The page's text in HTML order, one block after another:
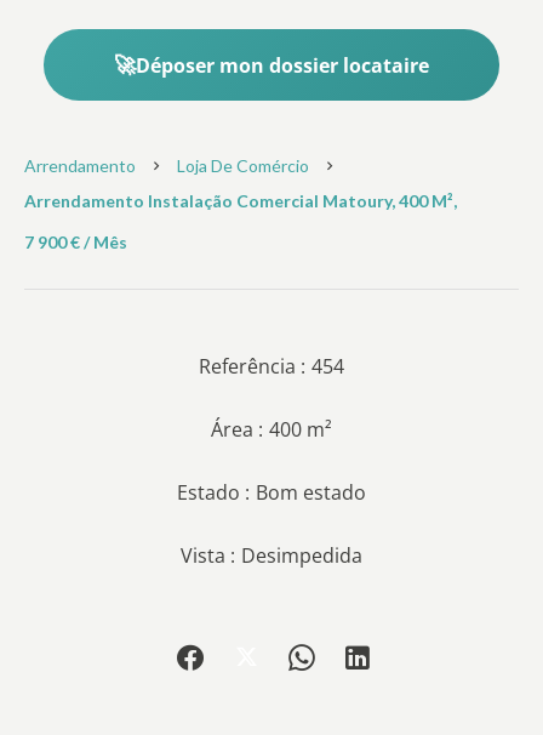
Déposer mon dossier locataire
Arrendamento
Loja De Comércio
Arrendamento Instalação Comercial Matoury, 400 M²,
7 900 € / Mês
Referência 454
Área 400 m²
Estado Bom estado
Vista Desimpedida